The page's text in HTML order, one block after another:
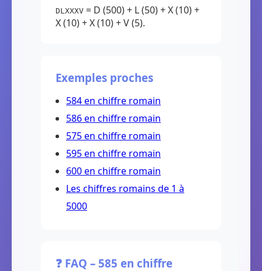
DLXXXV = D (500) + L (50) + X (10) +
X (10) + X (10) + V (5).
Exemples proches
584 en chiffre romain
586 en chiffre romain
575 en chiffre romain
595 en chiffre romain
600 en chiffre romain
Les chiffres romains de 1 à
5000
❓ FAQ – 585 en chiffre